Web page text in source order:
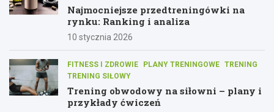
Najmocniejsze przedtreningówki na
rynku: Ranking i analiza
10 stycznia 2026
FITNESS I ZDROWIE PLANY TRENINGOWE TRENING
TRENING SIŁOWY
Trening obwodowy na siłowni – plany i
przykłady ćwiczeń